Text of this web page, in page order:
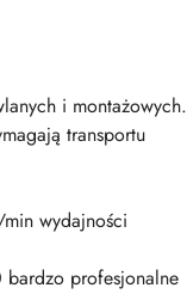
i montażowych.
transportu
wydajności
bardzo profesjonalne